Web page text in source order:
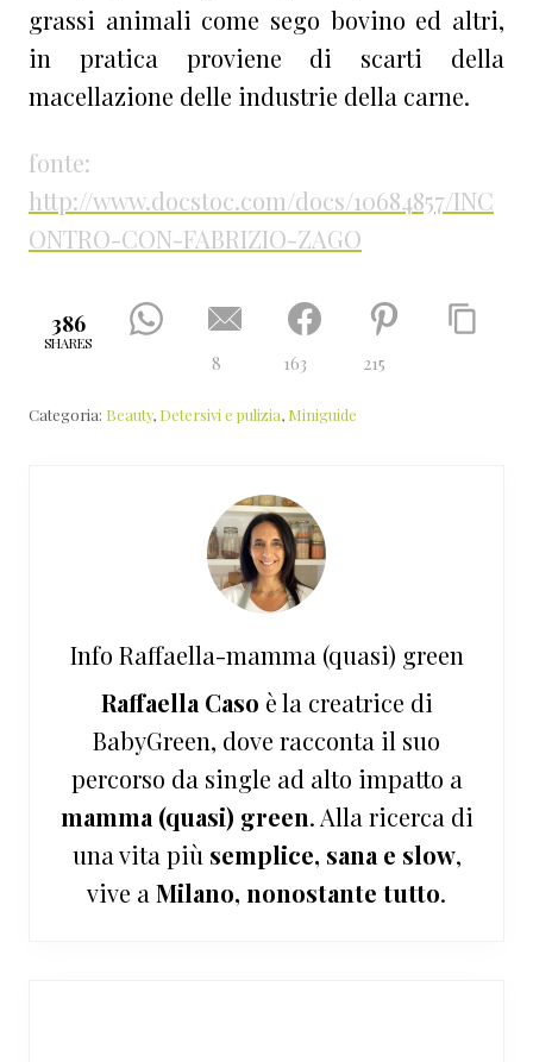
grassi animali come sego bovino ed altri,
in pratica proviene di scarti della
macellazione delle industrie della carne.
fonte:
http://www.docstoc.com/docs/10684857/INC
ONTRO-CON-FABRIZIO-ZAGO
386
SHARES
8 163 215
Categoria: Beauty, Detersivi e pulizia, Miniguide
Info Raffaella-mamma (quasi) green
Raffaella Caso è la creatrice di
BabyGreen, dove racconta il suo
percorso da single ad alto impatto a
mamma (quasi) green. Alla ricerca di
una vita più semplice, sana e slow,
vive a Milano, nonostante tutto.